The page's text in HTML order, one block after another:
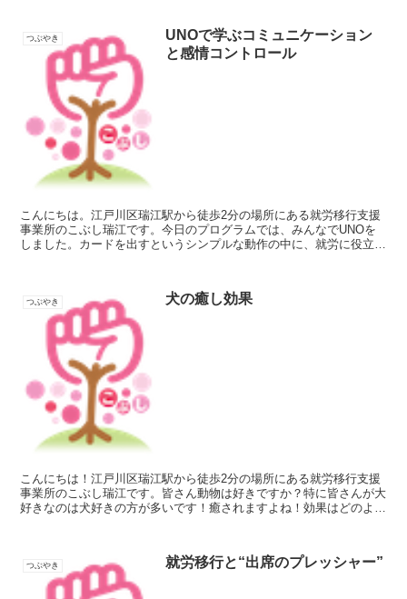
つぶやき
UNOで学ぶコミュニケーション
と感情コントロール
こんにちは。江戸川区瑞江駅から徒歩2分の場所にある就労移行支援
事業所のこぶし瑞江です。今日のプログラムでは、みんなでUNOを
しました。カードを出すというシンプルな動作の中に、就労に役立つ
つぶやき 犬の癒し効果
こんにちは！江戸川区瑞江駅から徒歩2分の場所にある就労移行支援
事業所のこぶし瑞江です。皆さん動物は好きですか？特に皆さんが大
好きなのは犬好きの方が多いです！癒されますよね！効果はどのよう
つぶやき 就労移行と“出席のプレッシャー”